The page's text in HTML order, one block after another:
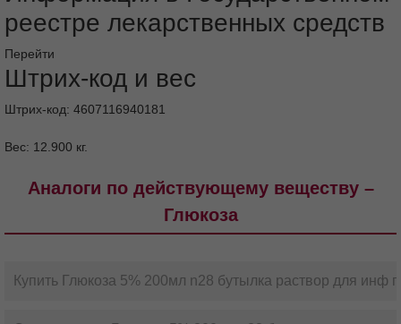
реестре лекарственных средств
Перейти
Штрих-код и вес
Штрих-код: 4607116940181
Вес: 12.900 кг.
Аналоги по действующему веществу –
Глюкоза
Купить Глюкоза 5% 200мл n28 бутылка раствор для инф